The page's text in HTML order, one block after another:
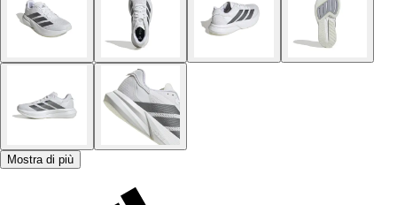
Mostra di più